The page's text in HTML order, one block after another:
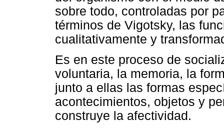
sobre todo, controladas por
términos de Vigotsky, las
cualitativamente y
Es en este proceso de
voluntaria, la memoria, la
junto a ellas las formas
acontecimientos, objetos y
construye la afectividad.